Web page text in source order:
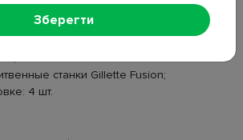
для бритья;
станки Gillette Fusion;
4 шт.
Зберегти